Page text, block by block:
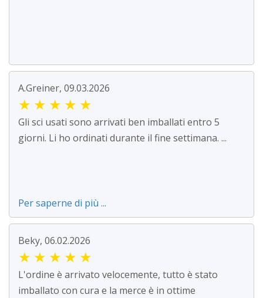
A.Greiner, 09.03.2026
★ ★ ★ ★ ★
Gli sci usati sono arrivati ben imballati entro 5
giorni. Li ho ordinati durante il fine settimana. ...
Per saperne di più ...
Beky, 06.02.2026
★ ★ ★ ★ ★
L'ordine è arrivato velocemente, tutto è stato
imballato con cura e la merce è in ottime